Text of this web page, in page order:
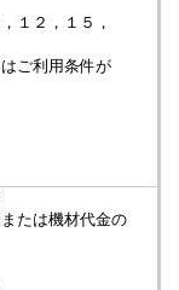
１２，１５，
ご利用条件が
たは機材代金の